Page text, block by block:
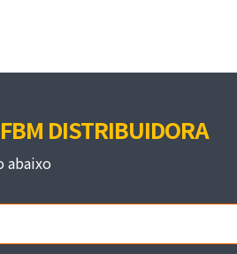
FBM DISTRIBUIDORA
abaixo